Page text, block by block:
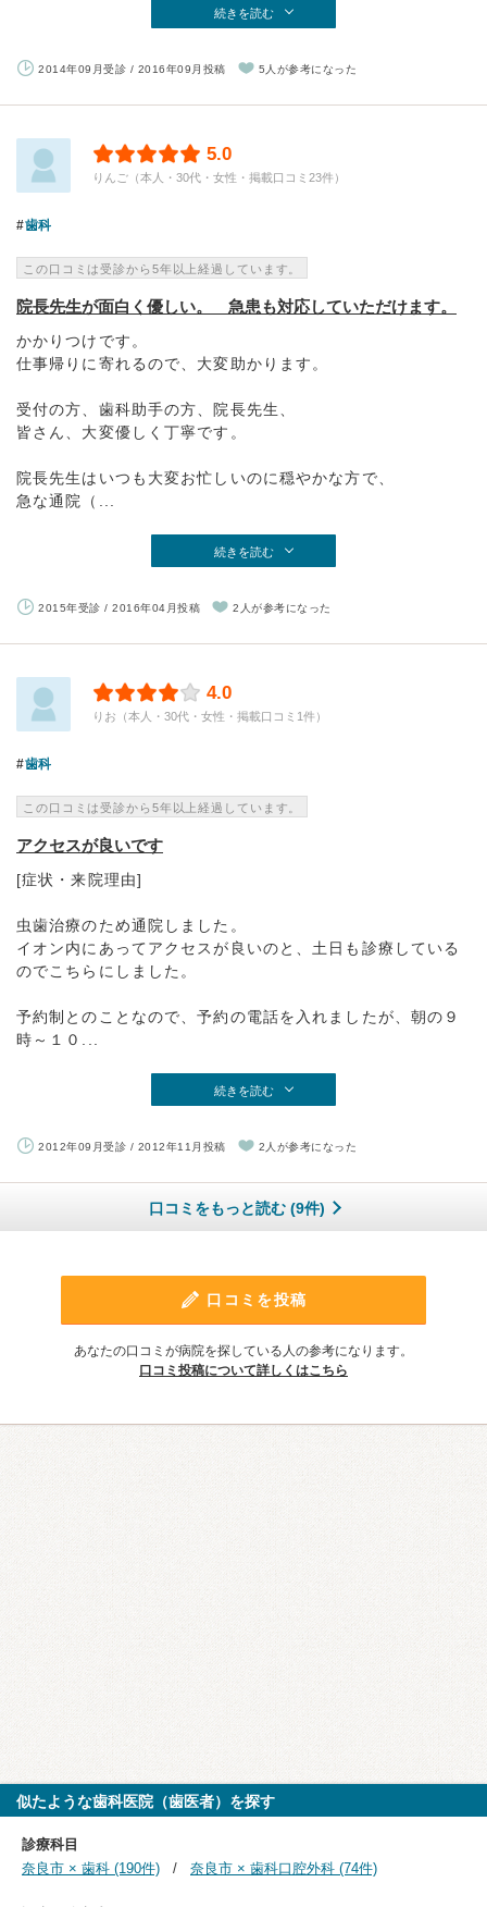
続きを読む
2014年09月受診 / 2016年09月投稿 5人が参考になった
5.0
りんご（本人・30代・女性・掲載口コミ23件）
歯科
この口コミは受診から5年以上経過しています。
院長先生が面白く優しい。 急患も対応していただけます。
かかりつけです。
仕事帰りに寄れるので、大変助かります。
受付の方、歯科助手の方、院長先生、
皆さん、大変優しく丁寧です。
院長先生はいつも大変お忙しいのに穏やかな方で、
急な通院（...
続きを読む
2015年受診 / 2016年04月投稿 2人が参考になった
4.0
りお（本人・30代・女性・掲載口コミ1件）
歯科
この口コミは受診から5年以上経過しています。
アクセスが良いです
[症状・来院理由]
虫歯治療のため通院しました。
イオン内にあってアクセスが良いのと、土日も診療している
のでこちらにしました。
予約制とのことなので、予約の電話を入れましたが、朝の９
時～１０...
続きを読む
2012年09月受診 / 2012年11月投稿 2人が参考になった
口コミをもっと読む (9件)
口コミを投稿
あなたの口コミが病院を探している人の参考になります。
口コミ投稿について詳しくはこちら
似たような歯科医院（歯医者）を探す
診療科目
奈良市 × 歯科 (190件)
奈良市 × 歯科口腔外科 (74件)